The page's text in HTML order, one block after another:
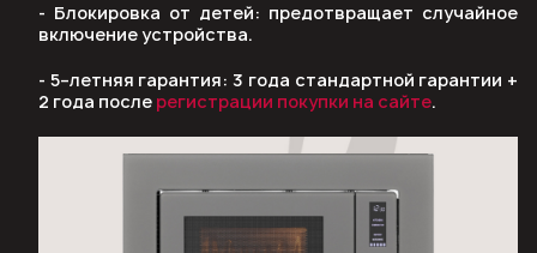
- Блокировка от детей: предотвращает случайное
включение устройства.
- 5–летняя гарантия: 3 года стандартной гарантии +
2 года после регистрации покупки на сайте.